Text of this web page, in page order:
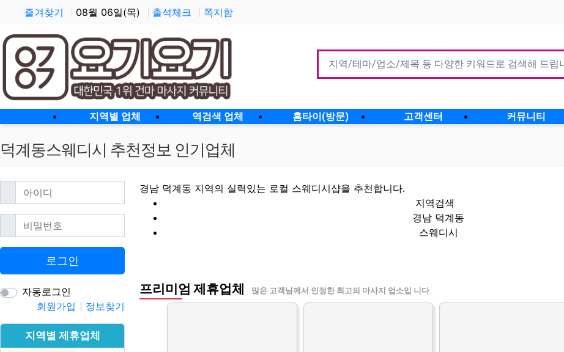
즐겨찾기 08월 06일(목) 출석체크 쪽지함
지역별 업체 역검색 업체 홈타이(방문) 고객센터 커뮤니티
덕계동스웨디시 추천정보 인기업체
경남 덕계동 지역의 실력있는 로컬 스웨디시샵을 추천합니다.
지역검색
경남 덕계동
스웨디시
프리미엄 제휴업체 많은 고객님께서 인정한 최고의 마사지 업소입 니다.
아이디필수
비밀번호필수
로그인
자동로그인
회원가입
정보찾기
지역별 제휴업체